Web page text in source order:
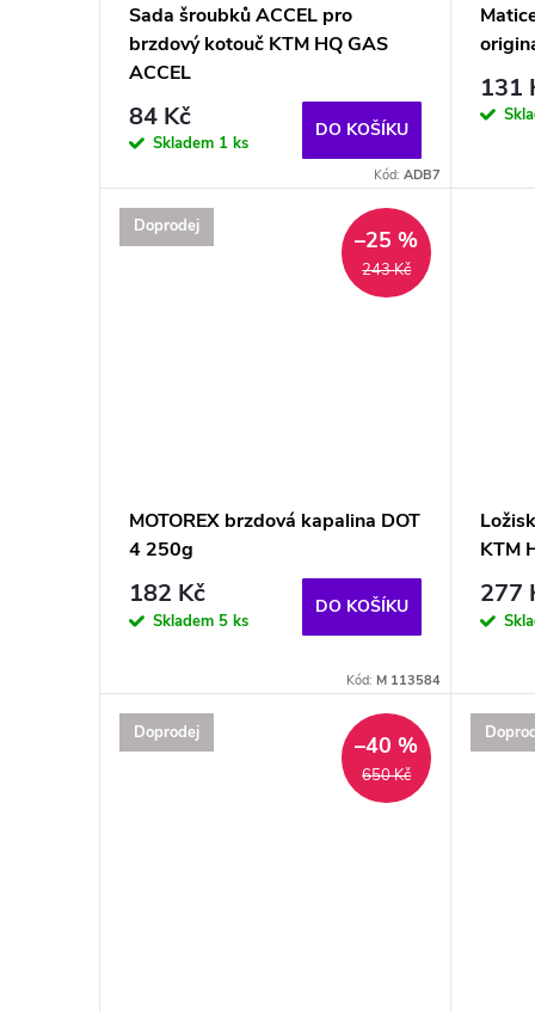
Sada šroubků ACCEL pro
brzdový kotouč KTM HQ GAS
ACCEL
84 Kč
Skladem 1 ks
DO KOŠÍKU
Kód:ADB7
131
Doprodej
243 Kč
–25 %
MOTOREX brzdová kapalina DOT
4 250g
182 Kč
Skladem 5 ks
DO KOŠÍKU
Kód: M 113584
KTM
277
Doprodej
650 Kč
–40 %